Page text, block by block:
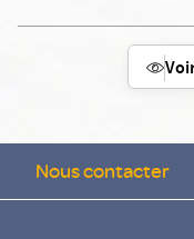
Nous contacter